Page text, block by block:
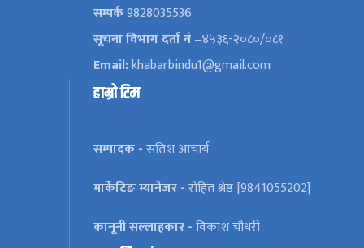
सम्पर्क9828035536
सूचना विभाग दर्ता नं–४५३६-२०८०/०८१
Email:khabarbindu1@gmail.com
हाम्रो टिम
सम्पादक -सतिश आचार्य
मार्केटिङ म्यानेजर -रोहित श्रेष्ठ [9841055202]
कानूनी सल्लाहकार -विकाश चौधरी